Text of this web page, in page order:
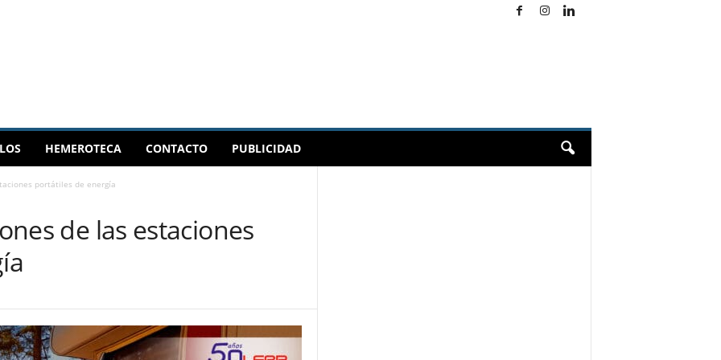
HEMEROTECA CONTACTO PUBLICIDAD
portátiles de energía
de las estaciones